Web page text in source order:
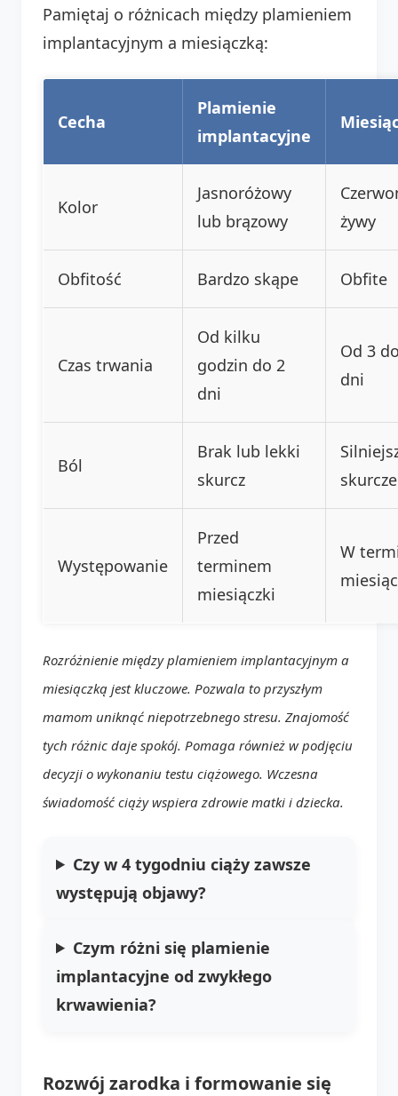
Pamiętaj o różnicach między plamieniem
implantacyjnym a miesiączką:
Cecha
Plamienie
implantacyjne
Kolor
Jasnoróżowy
lub brązowy
żywy
Obfitość Bardzo skąpe Obfite
Czas trwania
Od kilku
godzin do 2
dni
Od 3
dni
Ból
Brak lub lekki
skurcz
skurcze
Występowanie
Przed
terminem
miesiączki
W
Rozróżnienie między plamieniem implantacyjnym a
miesiączką jest kluczowe. Pozwala to przyszłym
mamom uniknąć niepotrzebnego stresu. Znajomość
tych różnic daje spokój. Pomaga również w podjęciu
decyzji o wykonaniu testu ciążowego. Wczesna
świadomość ciąży wspiera zdrowie matki i dziecka.
Czy w 4 tygodniu ciąży zawsze
występują objawy?
Czym różni się plamienie
implantacyjne od zwykłego
krwawienia?
Rozwój zarodka i formowanie się